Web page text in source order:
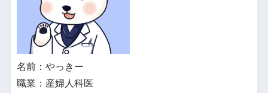
名前：やっきー
職業：産婦人科医